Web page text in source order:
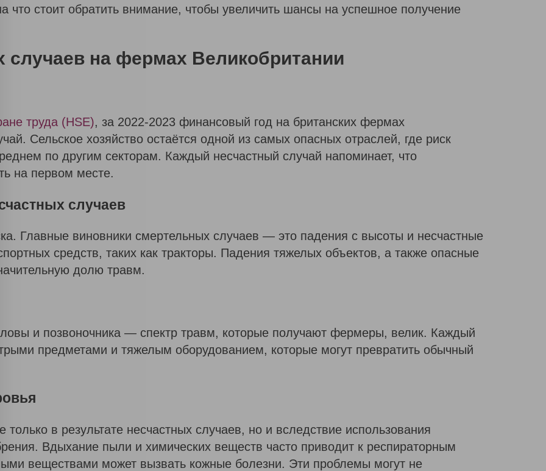
что стоит обратить внимание, чтобы увеличить шансы на успешное получение
случаев на фермах Великобритании
труда (HSE), за 2022-2023 финансовый год на британских фермах
Сельское хозяйство остаётся одной из самых опасных отраслей, где риск
по другим секторам. Каждый несчастный случай напоминает, что
на первом месте.
случаев
Главные виновники смертельных случаев — это падения с высоты и несчастные
средств, таких как тракторы. Падения тяжелых объектов, а также опасные
долю травм.
и позвоночника — спектр травм, которые получают фермеры, велик. Каждый
предметами и тяжелым оборудованием, которые могут превратить обычный
только в результате несчастных случаев, но и вследствие использования
Вдыхание пыли и химических веществ часто приводит к респираторным
веществами может вызвать кожные болезни. Эти проблемы могут не